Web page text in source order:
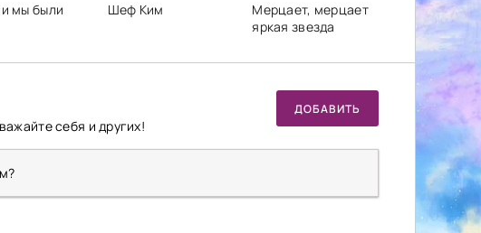
мы были Шеф Ким
Мерцает, мерцает
яркая звезда
себя и других!
ДОБАВИТЬ